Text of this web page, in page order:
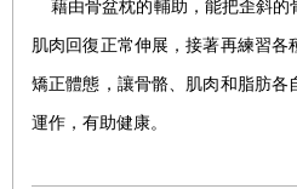
藉由骨盆枕的輔助，能把歪斜的
肌肉回復正常伸展，接著再練習
矯正體態，讓骨骼、肌肉和脂肪各
運作，有助健康。